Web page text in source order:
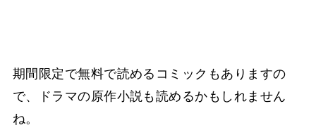
期間限定で無料で読めるコミックもありますの
で、ドラマの原作小説も読めるかもしれません
ね。